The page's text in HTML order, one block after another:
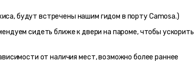
будут встречены нашим гидом в порту Сamosа.)
сидеть ближе к двери на пароме, чтобы ускорить
от наличия мест, возможно более раннее